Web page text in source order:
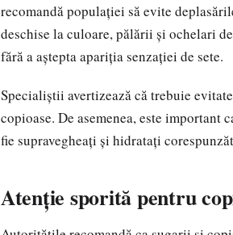
recomandă populației să evite
deschise la culoare, pălării și ochelari
fără a aștepta apariția senzației de sete.
Specialiștii avertizează că trebuie
copioase. De asemenea, este
fie supravegheați și hidratați
Atenție sporită pentru